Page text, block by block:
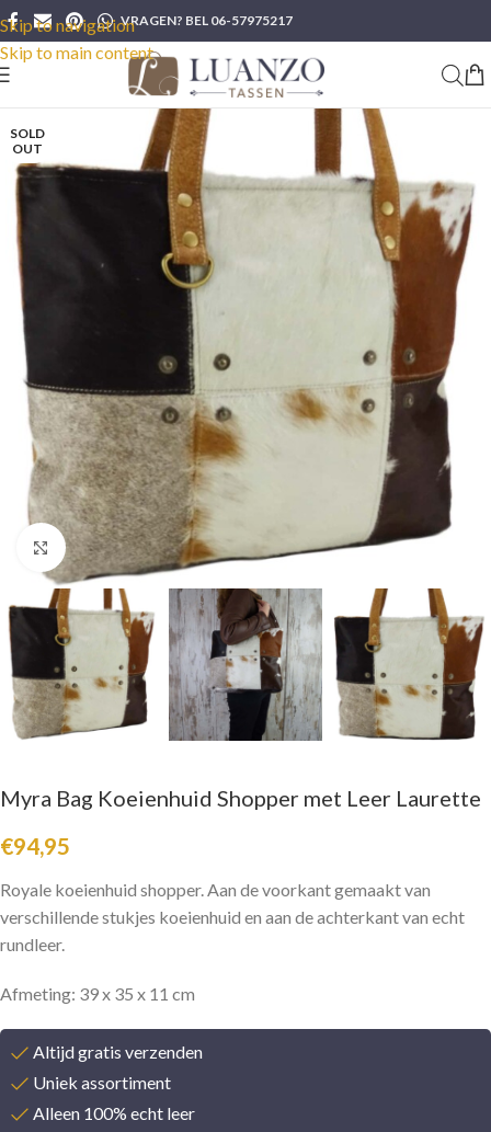
Skip to navigation
Skip to main content
VRAGEN? BEL 06-57975217
SOLD
OUT
Click to enlarge
Myra Bag Koeienhuid Shopper met Leer Laurette
€94,95
Royale koeienhuid shopper. Aan de voorkant gemaakt van
verschillende stukjes koeienhuid en aan de achterkant van echt
rundleer.
Afmeting: 39 x 35 x 11 cm
Altijd gratis verzenden
Uniek assortiment
Alleen 100% echt leer